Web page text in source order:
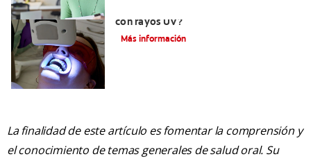
con rayos UV?
Más información
La finalidad de este artículo es fomentar la comprensión y
el conocimiento de temas generales de salud oral. Su